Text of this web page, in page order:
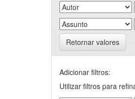
Retornar valores
Adicionar filtros:
Utilizar filtros para